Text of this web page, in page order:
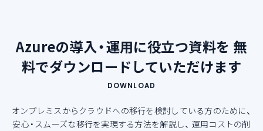
Azureの導入・運用に役立つ資料を 無
料でダウンロードしていただけます
DOWNLOAD
オンプレミスからクラウドへの移行を検討している方のために、
安心・スムーズな移行を実現する方法を解説し、 運用コストの削